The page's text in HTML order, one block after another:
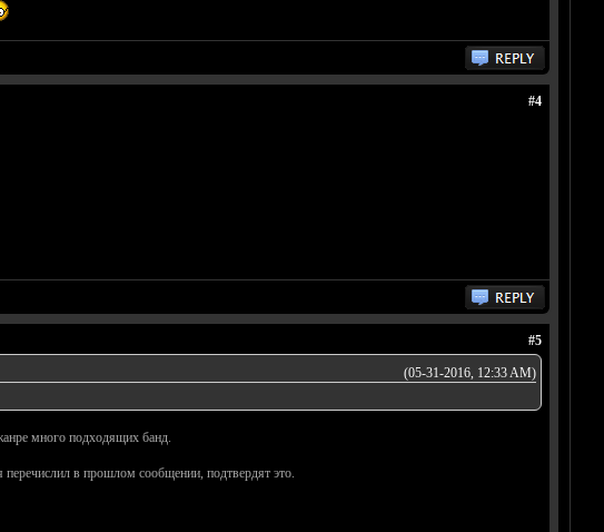
#4
#5
(05-31-2016, 12:33 AM)
много подходящих банд.
перечислил в прошлом сообщении, подтвердят это.